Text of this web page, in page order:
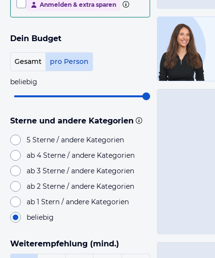
Anmelden & extra sparen
Dein Budget
Gesamt pro Person
beliebig
Sterne und andere Kategorien
5 Sterne / andere Kategorien
ab 4 Sterne / andere Kategorien
ab 3 Sterne / andere Kategorien
ab 2 Sterne / andere Kategorien
ab 1 Stern / andere Kategorien
beliebig
Weiterempfehlung (mind.)